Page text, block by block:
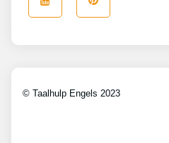
© Taalhulp Engels 2023